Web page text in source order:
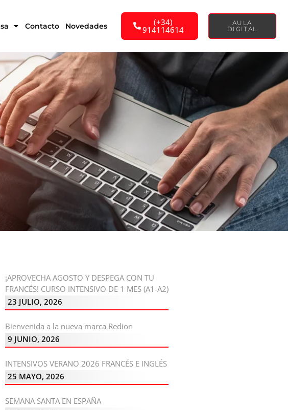
Contacto Novedades (+34)
914114614
AULA
DIGITAL
¡APROVECHA AGOSTO Y DESPEGA CON TU
FRANCÉS! CURSO INTENSIVO DE 1 MES (A1-A2)
23 JULIO, 2026
Bienvenida a la nueva marca Redion
9 JUNIO, 2026
INTENSIVOS VERANO 2026 FRANCÉS E INGLÉS
25 MAYO, 2026
SEMANA SANTA EN ESPAÑA